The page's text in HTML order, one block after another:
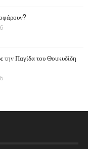
την Παγίδα του Θουκυδίδη